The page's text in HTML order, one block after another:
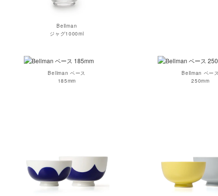
Bellman
ジャグ1000ml
Bellman ベース
185mm
Bellman ベー
250mm